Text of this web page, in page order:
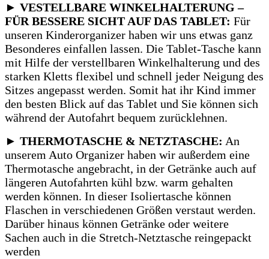
► VESTELLBARE WINKELHALTERUNG –
FÜR BESSERE SICHT AUF DAS TABLET: Für
unseren Kinderorganizer haben wir uns etwas ganz
Besonderes einfallen lassen. Die Tablet-Tasche kann
mit Hilfe der verstellbaren Winkelhalterung und des
starken Kletts flexibel und schnell jeder Neigung des
Sitzes angepasst werden. Somit hat ihr Kind immer
den besten Blick auf das Tablet und Sie können sich
während der Autofahrt bequem zurücklehnen.
► THERMOTASCHE & NETZTASCHE: An
unserem Auto Organizer haben wir außerdem eine
Thermotasche angebracht, in der Getränke auch auf
längeren Autofahrten kühl bzw. warm gehalten
werden können. In dieser Isoliertasche können
Flaschen in verschiedenen Größen verstaut werden.
Darüber hinaus können Getränke oder weitere
Sachen auch in die Stretch-Netztasche reingepackt
werden